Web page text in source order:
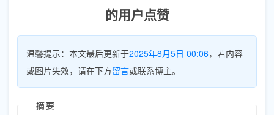
的用户点赞
温馨提示：本文最后更新于2025年8月5日 00:06，若内容
或图片失效，请在下方留言或联系博主。
摘要